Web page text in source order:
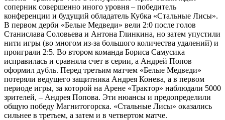
соперник совершенно иного уровня – победитель
конференции и будущий обладатель Кубка «Стальные Лисы».
В первом дерби «Белые Медведи» вели 2:0 после голов
Станислава Соловьева и Антона Глинкина, но затем упустили
нити игры (во многом из-за большого количества удалений) и
проиграли 2:5. Во втором команда Бориса Самусика
исправилась и сравняла счет в серии, а Андрей Попов
оформил дубль. Перед третьим матчем «Белые Медведи»
потеряли ведущего защитника Андрея Конева, а в первом
периоде игры, за которой на Арене «Трактор» наблюдали 5000
зрителей, – Андрея Попова. Эти нюансы и предопределили
общую победу Магнитогорска. «Стальные Лисы» оказались
сильнее в третьем, а затем и в четвертом матче.